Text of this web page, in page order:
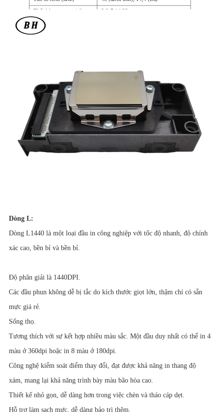
Thể tích giọt mực (pl)
3.8-7-14-22
Độ nhớt mực tương ứng
(mPa·s)
Dòng L:
Dòng L1440 là một loại đầu in công nghiệp với tốc độ nhanh, độ chính
xác cao, bền bỉ và bền bỉ.
Độ phân giải là 1440DPI.
Các đầu phun không dễ bị tắc do kích thước giọt lớn, thậm chí có sẵn
mực giá rẻ.
Sống thọ.
Tương thích với sự kết hợp nhiều màu sắc. Một đầu duy nhất có thể in 4
màu ở 360dpi hoặc in 8 màu ở 180dpi.
Công nghệ kiểm soát điểm thay đổi, đạt được khả năng in thang độ
xám, mang lại khả năng trình bày màu bão hòa cao.
Thiết kế nhỏ gọn, dễ dàng hơn trong việc chèn và tháo cáp dẹt.
Hỗ trợ làm sạch mực, dễ dàng bảo trì thêm.